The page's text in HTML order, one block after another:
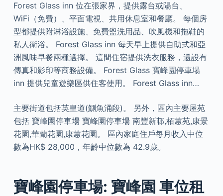
Forest Glass inn 位在張家界，提供露台或陽台、
WiFi（免費）、平面電視、共用休息室和餐廳。 每個房
型都提供附淋浴設施、免費盥洗用品、吹風機和拖鞋的
私人衛浴。 Forest Glass inn 每天早上提供自助式和亞
洲風味早餐兩種選擇。 這間住宿提供洗衣服務，還設有
傳真和影印等商務設備。 Forest Glass 寶峰園停車場
inn 提供兒童遊樂區供住客使用。 Forest Glass inn…
主要街道包括英皇道(鰂魚涌段)。 另外，區內主要屋苑
包括 寶峰園停車場 寶峰園停車場 南豐新邨,栢蕙苑,康景
花園,華蘭花園,康蕙花園。 區內家庭住戶每月收入中位
數為HK$ 28,000，年齡中位數為 42.9歲。
寶峰園停車場: 寶峰園 車位租